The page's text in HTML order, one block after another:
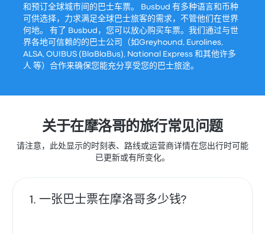
和预订全球城市间的巴士车票。 Busbud 有多种语言和币种
可供选择，力求满足全球巴士旅客的需求，不管他们在世界
何地。 有了 Busbud，您可以放心购买车票。我们通过与世
界各地可信赖的的巴士公司（如Greyhound, Eurolines,
ALSA, OUIBUS (BlaBlaBus), National Express 和其他许多
人 等）合作来确保您能充分享受您的巴士旅途。
关于在摩洛哥的旅行常见问题
请注意，此处显示的时刻表、路线或运营商详情在您出行时可能
已更新或有所变化。
一张巴士票在摩洛哥多少钱?